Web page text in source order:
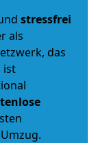
stressfrei
als
das
ist